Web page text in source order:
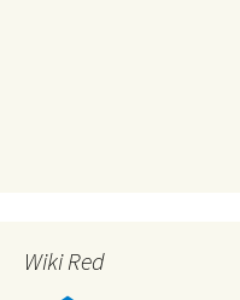
Wiki Red